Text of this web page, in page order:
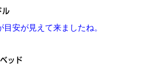
安が見えて来ましたね。
ッド